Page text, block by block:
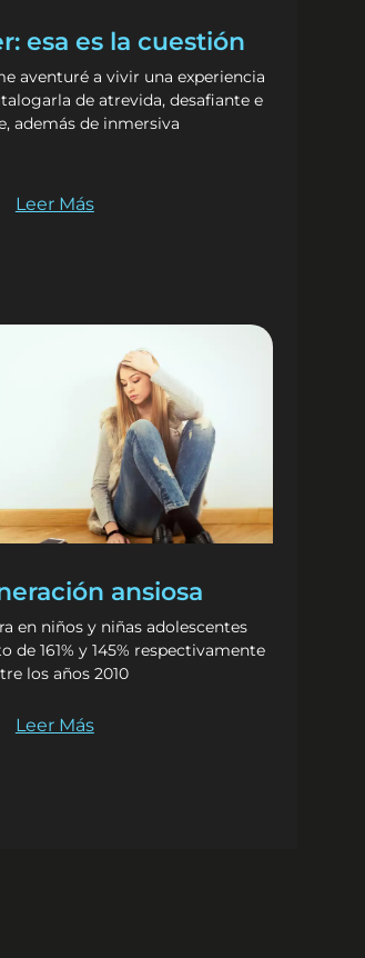
esa es la cuestión
aventuré a vivir una experiencia
de atrevida, desafiante e
además de inmersiva
Leer Más
ansiosa
en niños y niñas adolescentes
de 161% y 145% respectivamente
los años 2010
Leer Más